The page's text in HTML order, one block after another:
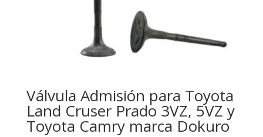
Válvula Admisión para Toyota
Land Cruser Prado 3VZ, 5VZ y
Toyota Camry marca Dokuro